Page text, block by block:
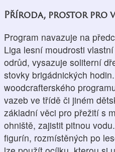
Příroda, prostor pro
Program navazuje na
Liga lesní moudrosti
odrůd, vysazuje soliterní
stovky brigádnických
woodcrafterského
vazeb ve třídě či jiném
základní věci pro přežití s
ohniště, zajistit pitnou
figurín, rozmístěných po